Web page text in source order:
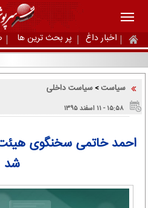
اخبار داغ پر بحث ترین ها
سیاست > سیاست داخلی
۱۵:۵۸ - ۱۱ اسفند ۱۳۹۵
احمد خاتمی سخنگوی
شد